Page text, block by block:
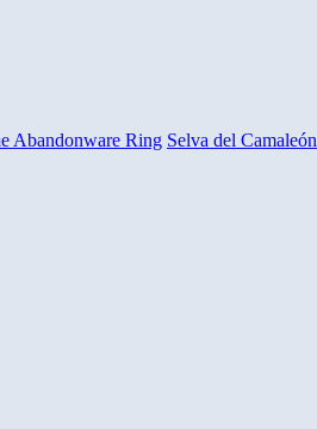
Abandonware Ring Selva del Camaleón